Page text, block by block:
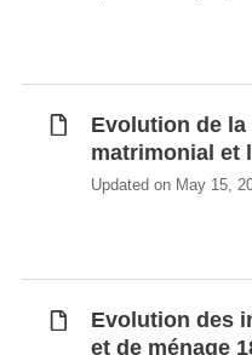
Evolution de la
matrimonial et
Updated on May 15,
Evolution des
et de ménage